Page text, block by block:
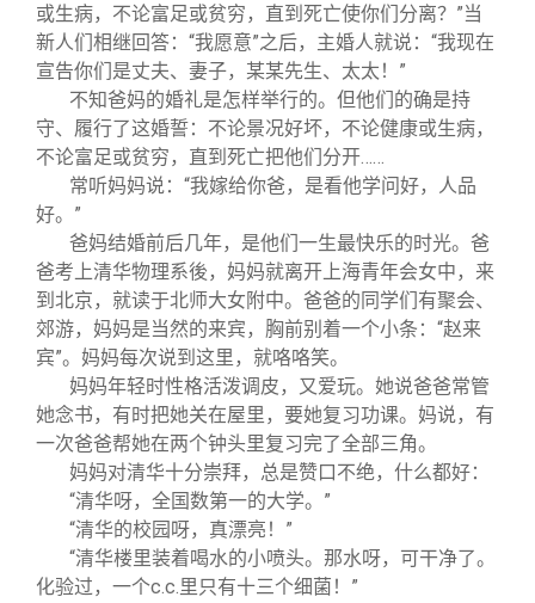
联系我们
或生病，不论富足或贫穷，直到死亡使你们分离？”当
新人们相继回答：“我愿意”之后，主婚人就说：“我现在
宣告你们是丈夫、妻子，某某先生、太太！”
不知爸妈的婚礼是怎样举行的。但他们的确是持
守、履行了这婚誓：不论景况好坏，不论健康或生病，
不论富足或贫穷，直到死亡把他们分开……
常听妈妈说：“我嫁给你爸，是看他学问好，人品
好。”
爸妈结婚前后几年，是他们一生最快乐的时光。爸
爸考上清华物理系後，妈妈就离开上海青年会女中，来
到北京，就读于北师大女附中。爸爸的同学们有聚会、
郊游，妈妈是当然的来宾，胸前别着一个小条：“赵来
宾”。妈妈每次说到这里，就咯咯笑。
妈妈年轻时性格活泼调皮，又爱玩。她说爸爸常管
她念书，有时把她关在屋里，要她复习功课。妈说，有
一次爸爸帮她在两个钟头里复习完了全部三角。
妈妈对清华十分崇拜，总是赞口不绝，什么都好：
“清华呀，全国数第一的大学。”
“清华的校园呀，真漂亮！”
“清华楼里装着喝水的小喷头。那水呀，可干净了。
化验过，一个c.c.里只有十三个细菌！”